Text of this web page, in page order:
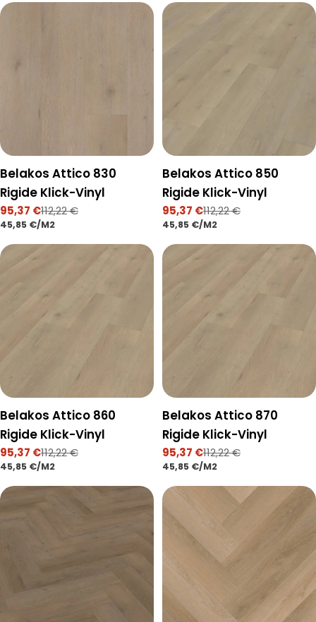
Belakos Attico 830
Rigide Klick-Vinyl
Verkaufspreis
95,37 €
Regulärer
Preis
112,22 €
STÜCKPREIS
45,85 €/PRO
M2
Belakos Attico 850
Rigide Klick-Vinyl
Verkaufspreis
95,37 €
Regulärer
Preis
112,22 €
STÜCKPREIS
45,85 €/PRO
M2
Belakos Attico 860
Rigide Klick-Vinyl
Verkaufspreis
95,37 €
Regulärer
Preis
112,22 €
STÜCKPREIS
45,85 €/PRO
M2
Belakos Attico 870
Rigide Klick-Vinyl
Verkaufspreis
95,37 €
Regulärer
Preis
112,22 €
STÜCKPREIS
45,85 €/PRO
M2